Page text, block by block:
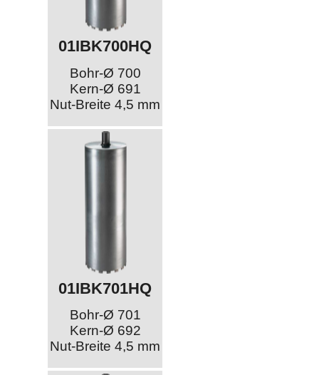
01IBK700HQ
Bohr-Ø 700
Kern-Ø 691
Nut-Breite 4,5 mm
01IBK701HQ
Bohr-Ø 701
Kern-Ø 692
Nut-Breite 4,5 mm